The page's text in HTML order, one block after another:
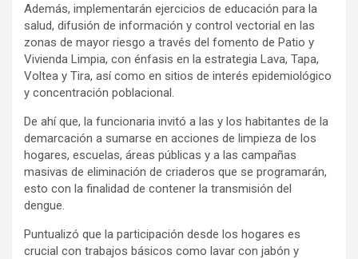
Además, implementarán ejercicios de educación para la
salud, difusión de información y control vectorial en las
zonas de mayor riesgo a través del fomento de Patio y
Vivienda Limpia, con énfasis en la estrategia Lava, Tapa,
Voltea y Tira, así como en sitios de interés epidemiológico
y concentración poblacional.
De ahí que, la funcionaria invitó a las y los habitantes de la
demarcación a sumarse en acciones de limpieza de los
hogares, escuelas, áreas públicas y a las campañas
masivas de eliminación de criaderos que se programarán,
esto con la finalidad de contener la transmisión del
dengue.
Puntualizó que la participación desde los hogares es
crucial con trabajos básicos como lavar con jabón y